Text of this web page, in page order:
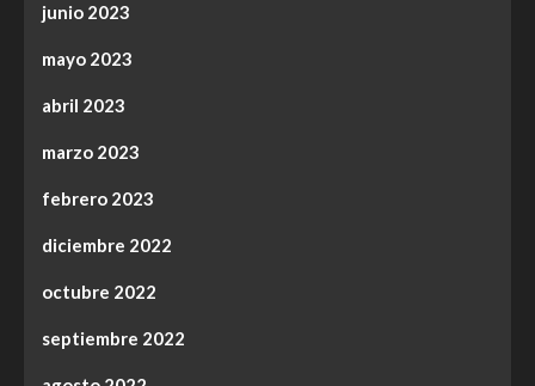
junio 2023
mayo 2023
abril 2023
marzo 2023
febrero 2023
diciembre 2022
octubre 2022
septiembre 2022